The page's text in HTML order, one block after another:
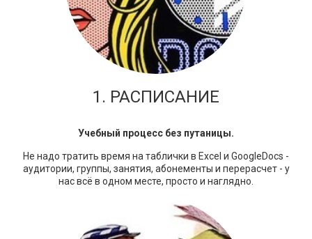
1. РАСПИСАНИЕ
Учебный процесс без путаницы.
Не надо тратить время на таблички в Excel и GoogleDocs -
аудитории, группы, занятия, абонементы и перерасчет - у
нас всё в одном месте, просто и наглядно.